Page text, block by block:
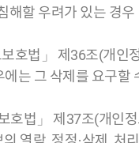
해할 우려가 있는 경우
법」 제36조(개인
는 그 삭제를 요구할
법」 제37조(개인